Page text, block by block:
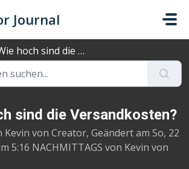
Inhalt gehen
Journal
hoch sind die Versandkosten?
sind die Versandkosten?
Kevin von Creator, Geändert am So, 22
5:16 NACHMITTAGS von Kevin von